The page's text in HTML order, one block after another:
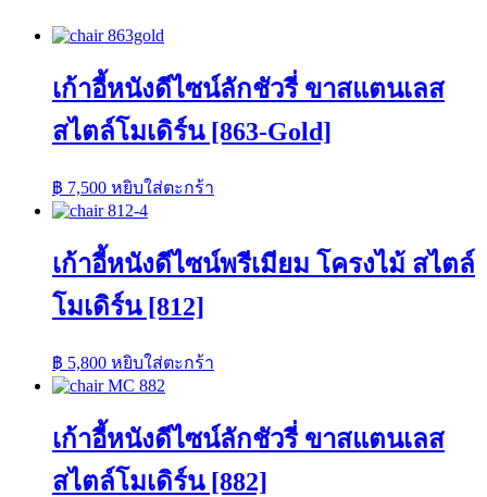
เก้าอี้หนังดีไซน์ลักชัวรี่ ขาสแตนเลส
สไตล์โมเดิร์น [863-Gold]
฿ 7,500 หยิบใส่ตะกร้า
เก้าอี้หนังดีไซน์พรีเมียม โครงไม้ สไตล์
โมเดิร์น [812]
฿ 5,800 หยิบใส่ตะกร้า
เก้าอี้หนังดีไซน์ลักชัวรี่ ขาสแตนเลส
สไตล์โมเดิร์น [882]